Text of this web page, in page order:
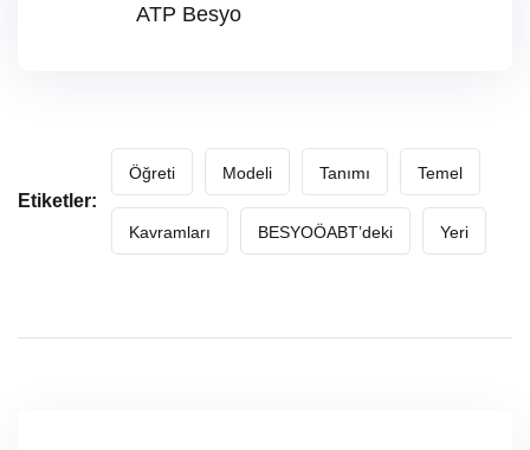
ATP Besyo
Etiketler:
Öğreti Modeli Tanımı Temel
Kavramları BESYOÖABT’deki Yeri